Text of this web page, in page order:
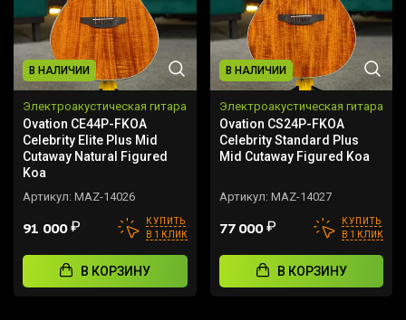
В НАЛИЧИИ
Электроакустическая гитара
Ovation CE44P-FKOA
Celebrity Elite Plus Mid
Cutaway Natural Figured
Koa
Артикул: MAZ-14026
91 000₽
КУПИТЬ
В 1 КЛИК
В КОРЗИНУ
В НАЛИЧИИ
Электроакустическая гитара
Ovation CS24P-FKOA
Celebrity Standard Plus
Mid Cutaway Figured Koa
Артикул: MAZ-14027
77 000₽
КУПИТЬ
В 1 КЛИК
В КОРЗИНУ